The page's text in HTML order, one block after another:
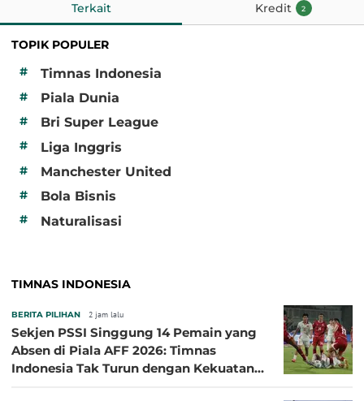
Terkait Kredit 2
TOPIK POPULER
#
Timnas Indonesia
# Piala Dunia
# Bri Super League
# Liga Inggris
# Manchester United
# Bola Bisnis
# Naturalisasi
TIMNAS INDONESIA
BERITA PILIHAN 2 jam lalu
Sekjen PSSI Singgung 14 Pemain yang
Absen di Piala AFF 2026: Timnas
Indonesia Tak Turun dengan Kekuatan